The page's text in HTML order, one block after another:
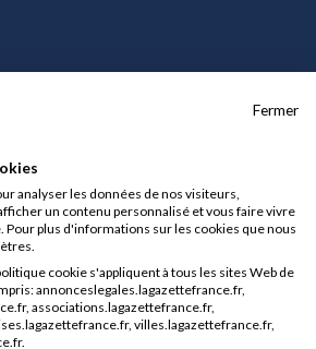
Fermer
analyser les données de nos visiteurs,
un contenu personnalisé et vous faire vivre
Pour plus d'informations sur les cookies que nous
cookie s'appliquent à tous les sites Web de
annonceslegales.lagazettefrance.fr,
associations.lagazettefrance.fr,
villes.lagazettefrance.fr,